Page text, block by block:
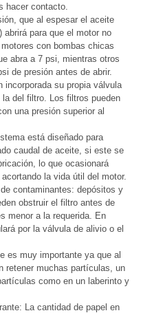
hacer contacto.
que al espesar el aceite
para que el motor no
con bombas chicas
abra a 7 psi, mientras otros
de presión antes de abrir.
incorporada su propia válvula
del filtro. Los filtros pueden
una presión superior al
está diseñado para
caudal de aceite, si este se
lo que ocasionará
la vida útil del motor.
de contaminantes: depósitos y
obstruir el filtro antes de
menor a la requerida. En
por la válvula de alivio o el
es muy importante ya que al
retener muchas partículas, un
como en un laberinto y
La cantidad de papel en